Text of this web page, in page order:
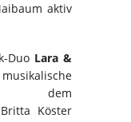
aktiv
Duo Lara &
dem
Köster